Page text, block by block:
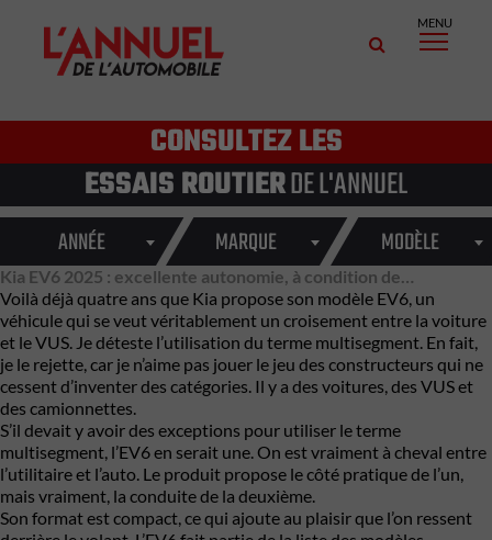
MENU
CONSULTEZ LES
ESSAIS ROUTIERDE L'ANNUEL
ANNÉE MARQUE MODÈLE
Kia EV6 2025 : excellente autonomie, à condition de…
Voilà déjà quatre ans que Kia propose son modèle EV6, un
véhicule qui se veut véritablement un croisement entre la voiture
et le VUS. Je déteste l’utilisation du terme multisegment. En fait,
je le rejette, car je n’aime pas jouer le jeu des constructeurs qui ne
cessent d’inventer des catégories. Il y a des voitures, des VUS et
des camionnettes.
S’il devait y avoir des exceptions pour utiliser le terme
multisegment, l’EV6 en serait une. On est vraiment à cheval entre
l’utilitaire et l’auto. Le produit propose le côté pratique de l’un,
mais vraiment, la conduite de la deuxième.
Son format est compact, ce qui ajoute au plaisir que l’on ressent